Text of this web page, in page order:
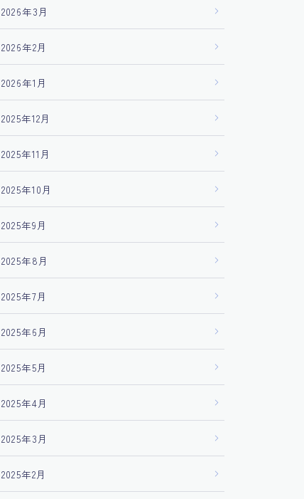
2026年3月
2026年2月
2026年1月
2025年12月
2025年11月
2025年10月
2025年9月
2025年8月
2025年7月
2025年6月
2025年5月
2025年4月
2025年3月
2025年2月